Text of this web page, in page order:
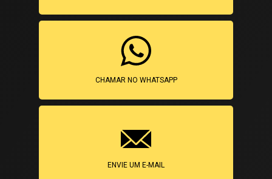
CHAMAR NO WHATSAPP
ENVIE UM E-MAIL